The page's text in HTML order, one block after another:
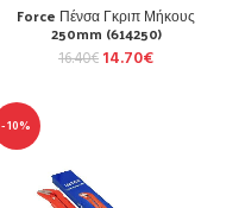
Force Πένσα Γκριπ Μήκους
250mm (614250)
16.40€ 14.70€
-10%